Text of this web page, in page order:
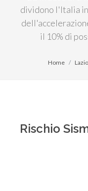
dividono l'Italia
il 10% di
Home Lazio
Rischio